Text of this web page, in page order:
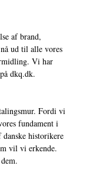
af brand,
ud til alle vores
Vi har
dkq.dk.
Fordi vi
fundament i
historikere
vil vi erkende.